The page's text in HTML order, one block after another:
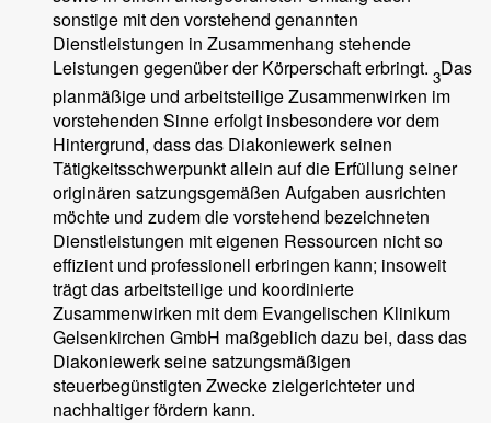
sonstige mit den vorstehend genannten
Dienstleistungen in Zusammenhang stehende
Leistungen gegenüber der Körperschaft erbringt. 3Das
planmäßige und arbeitsteilige Zusammenwirken im
vorstehenden Sinne erfolgt insbesondere vor dem
Hintergrund, dass das Diakoniewerk seinen
Tätigkeitsschwerpunkt allein auf die Erfüllung seiner
originären satzungsgemäßen Aufgaben ausrichten
möchte und zudem die vorstehend bezeichneten
Dienstleistungen mit eigenen Ressourcen nicht so
effizient und professionell erbringen kann; insoweit
trägt das arbeitsteilige und koordinierte
Zusammenwirken mit dem Evangelischen Klinikum
Gelsenkirchen GmbH maßgeblich dazu bei, dass das
Diakoniewerk seine satzungsmäßigen
steuerbegünstigten Zwecke zielgerichteter und
nachhaltiger fördern kann.